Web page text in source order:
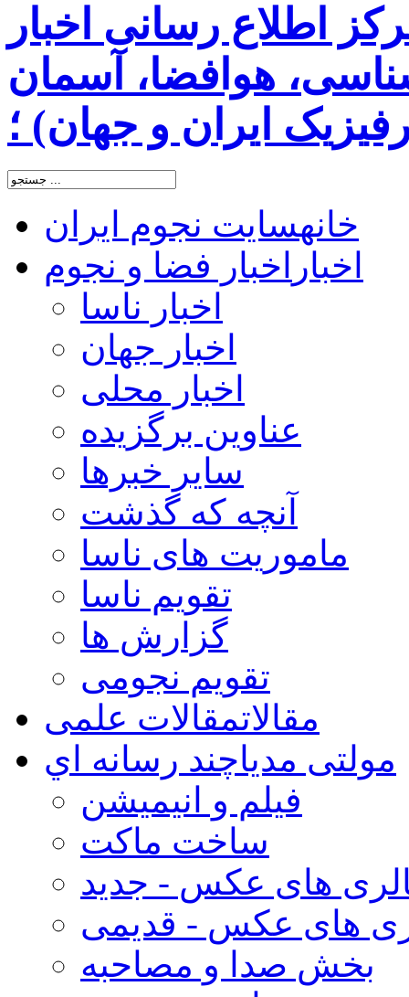
اطلاع رسانی اخبار
هوافضا، آسمان
ایران و جهان) ؛
خانهسایت نجوم ایران
اخبار اخبار فضا و نجوم
اخبار ناسا
اخبار جهان
اخبار محلی
عناوین برگزیده
سایر خبرها
آنچه که گذشت
ماموریت های ناسا
تقویم ناسا
گزارش ها
تقویم نجومی
مقالاتمقالات علمی
مولتی مدیاچند رسانه اي
فیلم و انیمیشن
ساخت ماکت
های عکس - جدید
های عکس - قدیمی
بخش صدا و مصاحبه